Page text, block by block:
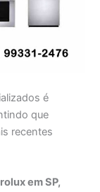
é
que
recentes
em SP,